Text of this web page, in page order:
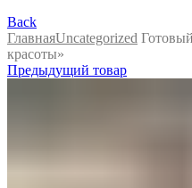
Back
ГлавнаяUncategorized
красоты»
Предыдущий товар